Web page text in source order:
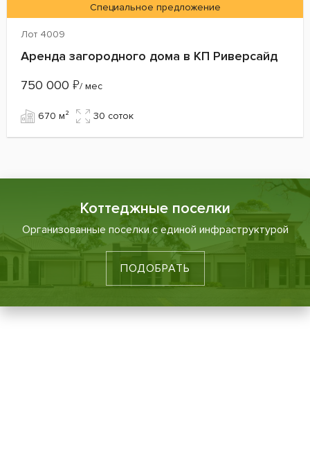
Специальное предложение
Лот 4009
Аренда загородного дома в КП Риверсайд
750 000 ₽/ мес
670 м² 30 cоток
Коттеджные поселки
Организованные поселки с единой инфраструктурой
ПОДОБРАТЬ